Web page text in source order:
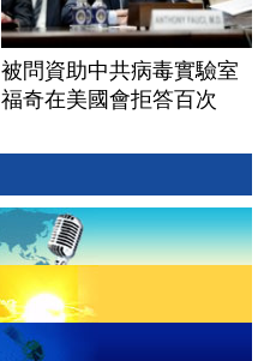
被問資助中共病毒實驗室
福奇在美國會拒答百次